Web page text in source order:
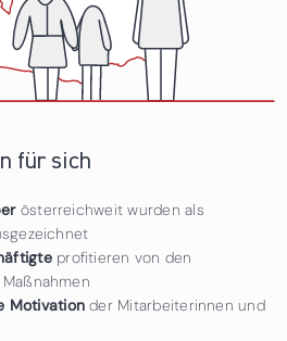
für sich
österreichweit wurden als
profitieren von den
Motivationder Mitarbeiterinnen und